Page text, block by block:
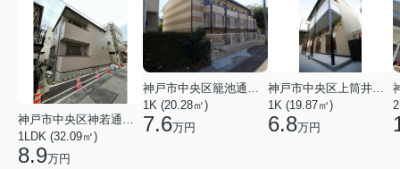
神戸市中央区神若通１丁目
1LDK (32.09㎡)
8.9万円
神戸市中央区籠池通３丁目
1K (20.28㎡)
7.6万円
神戸市中央区上筒井通３丁目
1K (19.87㎡)
6.8万円